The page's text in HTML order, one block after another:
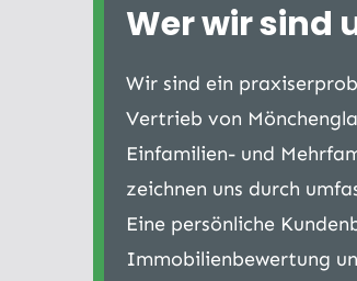
Wer wir sind
Wir sind ein
Vertrieb von
Einfamilien- und
zeichnen uns durch
Eine persönliche
Immobilienbewertung